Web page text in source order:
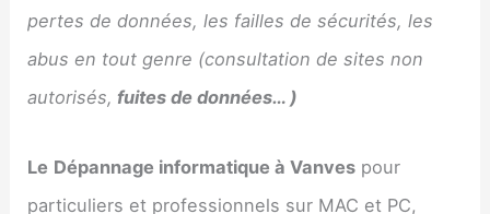
pertes de données, les failles de sécurités, les
abus en tout genre (consultation de sites non
autorisés, fuites de données… )
Le Dépannage informatique àVanves pour
particuliers et professionnels sur MAC et PC,